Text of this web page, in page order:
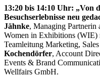
13:20 bis 14:10 Uhr: „Von
Besuchserlebnisse neu
Jähnke, Managing Partnerin
Women in Exhibitions (WIE)
Teamleitung Marketing,
Kochendörfer, Account
Events & Brand
Wellfairs GmbH.